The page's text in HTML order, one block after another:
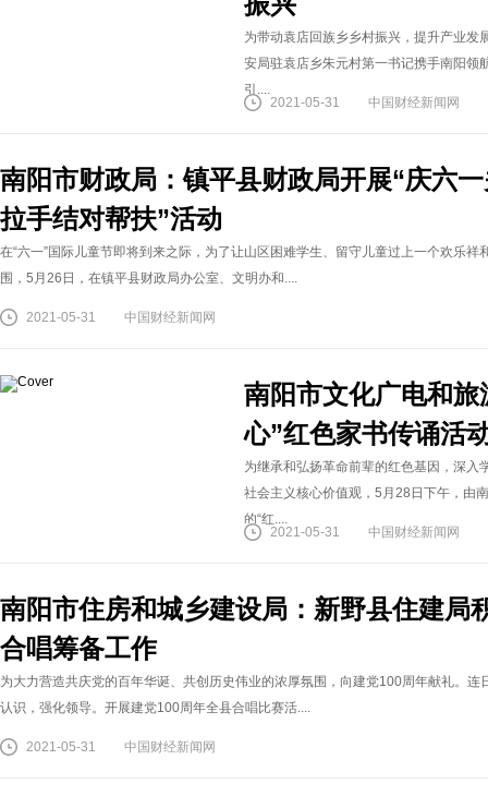
为带动袁店回族乡乡村振兴，提升产业发
安局驻袁店乡朱元村第一书记携手南阳领
引....
2021-05-31
中国财经新闻网
南阳市财政局：镇平县财政局开展“庆六
拉手结对帮扶”活动
在“六一”国际儿童节即将到来之际，为了让山区困难学生、留守儿童过上一个欢乐
围，5月26日，在镇平县财政局办公室、文明办和....
2021-05-31 中国财经新闻网
南阳市文化广电和
心”红色家书传诵活
为继承和弘扬革命前辈的红色基因，深入
社会主义核心价值观，5月28日下午，由
的“红....
2021-05-31
中国财经新闻网
南阳市住房和城乡建设局：新野县住建局
合唱筹备工作
为大力营造共庆党的百年华诞、共创历史伟业的浓厚氛围，向建党100周年献礼。
认识，强化领导。开展建党100周年全县合唱比赛活....
2021-05-31 中国财经新闻网